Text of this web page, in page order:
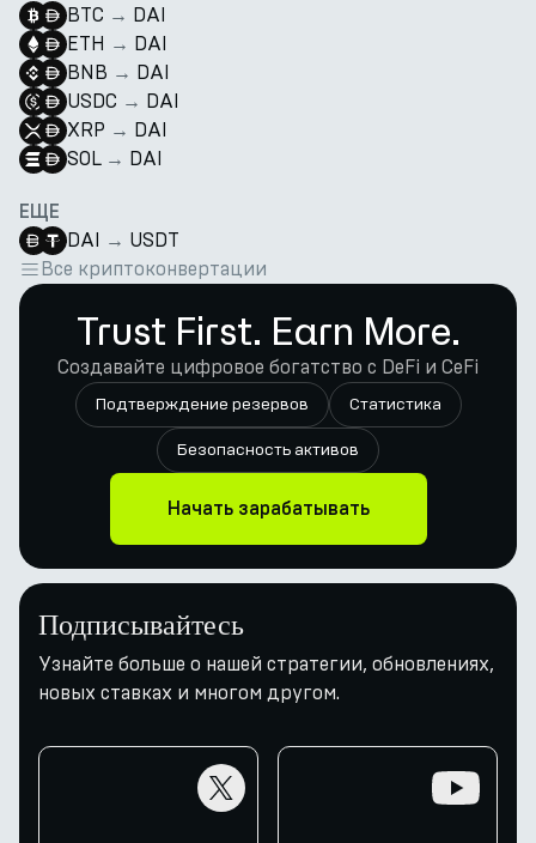
BTC → DAI
ETH → DAI
BNB → DAI
USDC → DAI
XRP → DAI
SOL → DAI
ЕЩЕ
DAI → USDT
Все криптоконвертации
Trust First. Earn More.
Создавайте цифровое богатство с DeFi и CeFi
Подтверждение резервов Статистика
Безопасность активов
Начать зарабатывать
Подписывайтесь
Узнайте больше о нашей стратегии, обновлениях,
новых ставках и многом другом.